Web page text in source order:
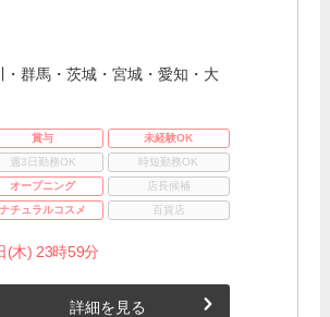
群馬・茨城・宮城・愛知・大
賞与
未経験OK
週3日勤務OK
時短勤務OK
オープニング
店長候補
ナチュラルコスメ 百貨店
(木) 23時59分
詳細を見る